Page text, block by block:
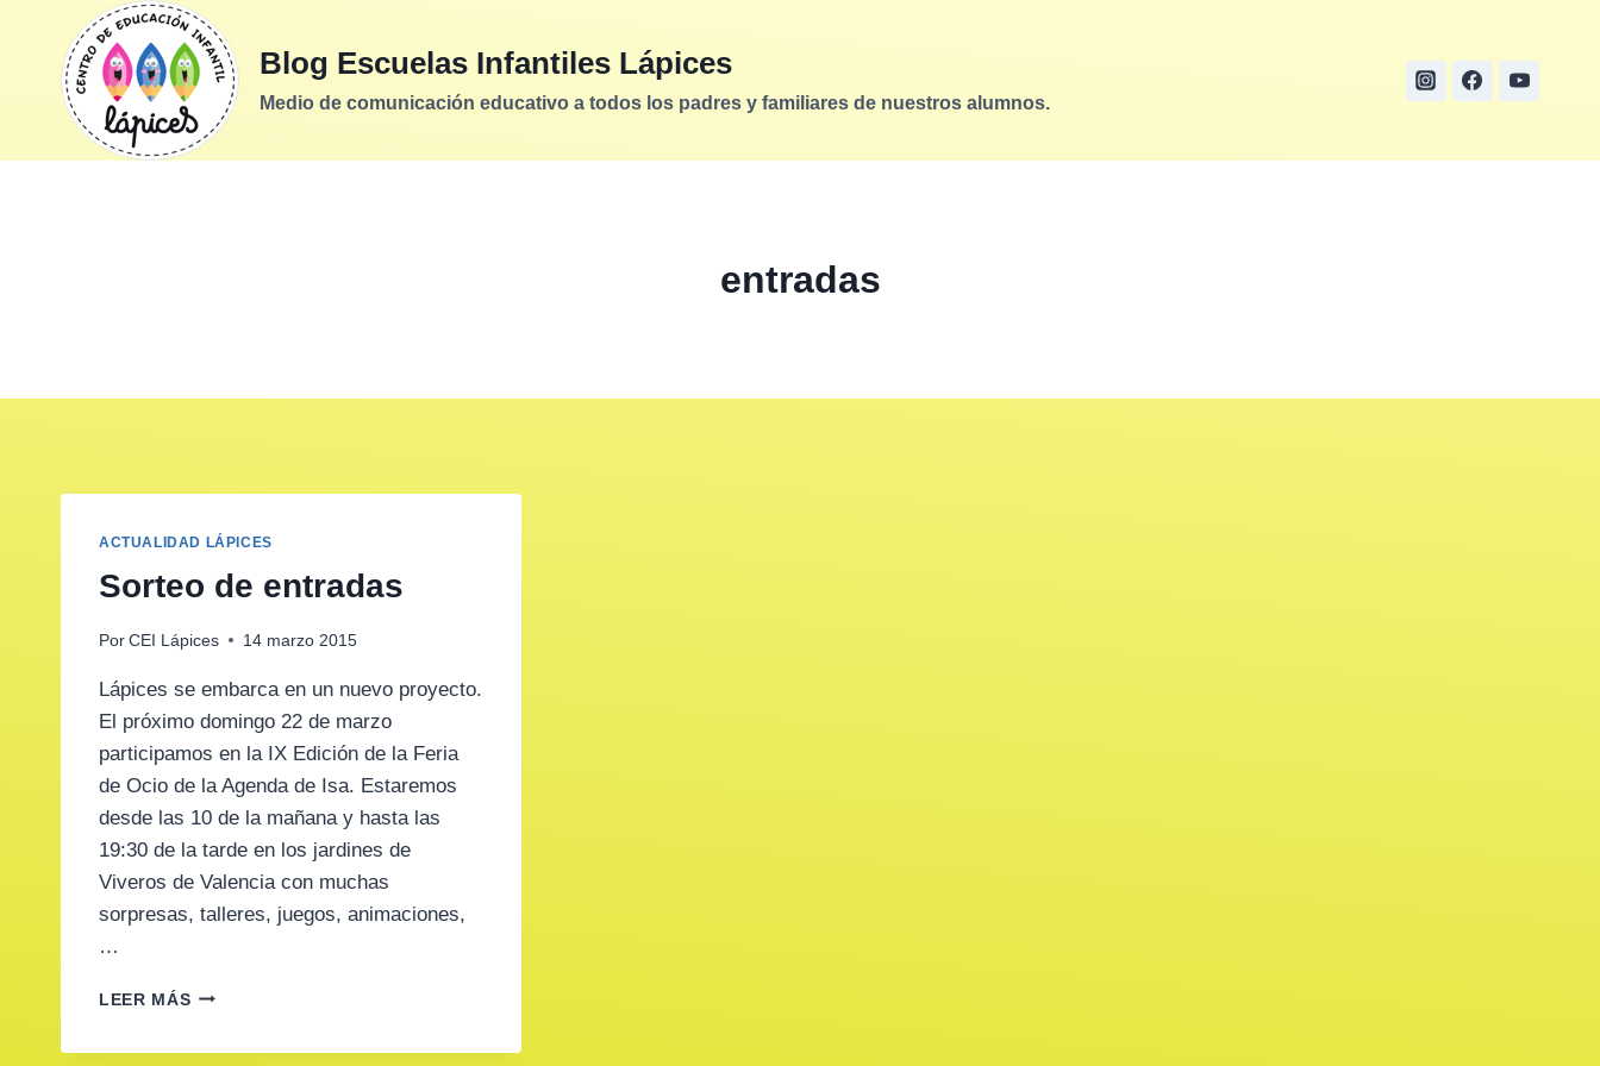
contenido
Blog Escuelas Infantiles Lápices
Medio de comunicación educativo a todos los padres y familiares de nuestros alumnos.
entradas
ACTUALIDAD LÁPICES
Sorteo de entradas
Por CEI Lápices 14 marzo 2015
Lápices se embarca en un nuevo proyecto.
El próximo domingo 22 de marzo
participamos en la IX Edición de la Feria
de Ocio de la Agenda de Isa. Estaremos
desde las 10 de la mañana y hasta las
19:30 de la tarde en los jardines de
Viveros de Valencia con muchas
sorpresas, talleres, juegos, animaciones,
…
LEER MÁSSORTEO